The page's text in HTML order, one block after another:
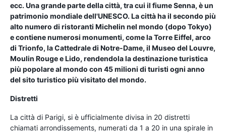
ecc. Una grande parte della città, tra cui il fiume Senna, è un
patrimonio mondiale dell'UNESCO. La città ha il secondo più
alto numero di ristoranti Michelin nel mondo (dopo Tokyo)
e contiene numerosi monumenti, come la Torre Eiffel, arco
di Trionfo, la Cattedrale di Notre-Dame, il Museo del Louvre,
Moulin Rouge e Lido, rendendola la destinazione turistica
più popolare al mondo con 45 milioni di turisti ogni anno
del sito turistico più visitato del mondo.
Distretti
La città di Parigi, si è ufficialmente divisa in 20 distretti
chiamati arrondissements, numerati da 1 a 20 in una spirale in